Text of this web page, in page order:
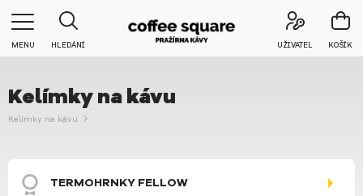
MENU HLEDÁNÍ UŽIVATEL KOŠÍK
Kelímky na kávu
Kelímky na kávu
TERMOHRNKY FELLOW